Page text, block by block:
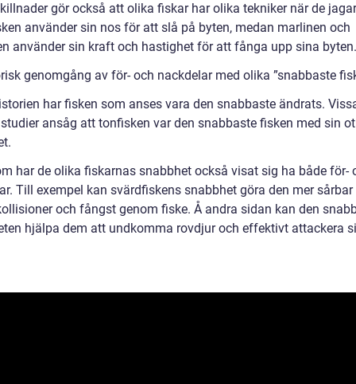
gör också att olika fiskar har olika tekniker när de
använder sin nos för att slå på byten, medan marlinen och
använder sin kraft och hastighet för att fånga upp sina byten.
genomgång av för- och nackdelar med olika ”snabbaste
har fisken som anses vara den snabbaste ändrats.
ansåg att tonfisken var den snabbaste fisken med sin
har de olika fiskarnas snabbhet också visat sig ha både för-
Till exempel kan svärdfiskens snabbhet göra den mer
och fångst genom fiske. Å andra sidan kan den
hjälpa dem att undkomma rovdjur och effektivt attackera